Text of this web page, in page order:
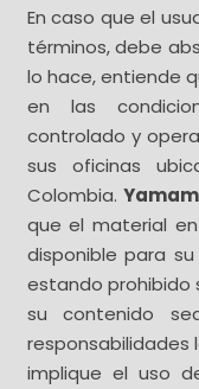
En caso que el
términos, debe
lo hace, entiende
en las
controlado y
sus oficinas
Colombia.
que el material
disponible para
estando prohibido
su contenido
implique el uso